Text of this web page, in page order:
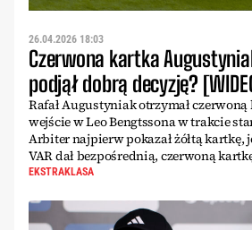
26.04.2026 18:03
Czerwona kartka
podjął dobrą decyzję?
Rafał Augustyniak otrzymał czerwoną
wejście w Leo Bengtssona w trakcie
Arbiter najpierw pokazał żółtą kartkę,
VAR dał bezpośrednią, czerwoną
EKSTRAKLASA